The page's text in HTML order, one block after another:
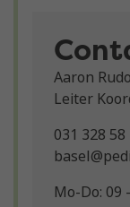
Aaron
Leiter
031 328 58
Mo-Do: 09